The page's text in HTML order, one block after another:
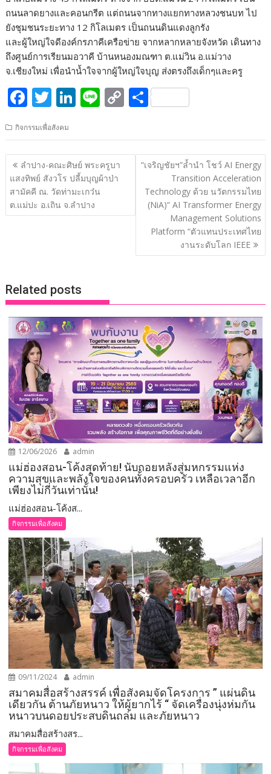
ถนนลาดยางและคอนกรีต แต่ถนนจากทางแยกทางหลวงชนบท ไป
ยังชุมชนระยะทาง 12 กิโลเมตร เป็นถนนดินแดงลูกรัง
และผู้ใหญ่ใจดีองค์กรภาคีเครือข่าย จากหลากหลายจังหวัด เดินทาง
ถึงศูนย์การเรียนมอวาคี บ้านหนองมณฑา ต.แม่วิน อ.แม่วาง
จ.เชียงใหม่ เพื่อนำน้ำใจจากผู้ใหญ่ใจบุญ ส่งตรงถึงเด็กๆและครู
F
ac
e
b
o
o
k
T
itt
er
Li
k
e
dI
n
Li
e
C
p
y
k
S
ar
e
กิจกรรมเพื่อสังคม
แนะแนว
เรื่อง
ลำปาง-คณะศิษย์ พระครูบา
แสงทิพย์ สังวโร ปลี้มบุญผ้าป่า
สามัคคี ณ. วัดท่ามะเกว๋น
ต.แม่ปะ อ.เถิน จ.ลำปาง
“เจริญชัยฯ”ล้ำนำ โชว์ AI Energy
Transition Acceleration
Technology ด้วย นวัตกรรมไทย
(NiA)“ AI Transformer Energy
Management Solutions
Platform “ตัวแทนประเทศไทย
งานระดับโลก IEEE
Related posts
12/06/2026 admin
แม่ฮ่องสอน-โค้งสุดท้าย! นับถอยหลังสู่มหกรรมแห่ง
ความสุขและพลังใจของคนทั้งครอบครัว เหลือเวลาอีก
เพียงไม่กี่วันเท่านั้น!
แม่ฮ่องสอน-โค้งส...
กิจกรรมเพื่อสังคม
09/11/2024 admin
สมาคมสื่อสร้างสรรค์ เพื่อสังคมจัดโครงการ ” แผ่นดิน
เดียวกัน ต้านภัยหนาว ให้ผู้ยากไร้ “ จัดเครื่องนุ่งห่มกัน
หนาวบนดอยประสบดินถล่ม และภัยหนาว
สมาคมสื่อสร้างสร...
กิจกรรมเพื่อสังคม